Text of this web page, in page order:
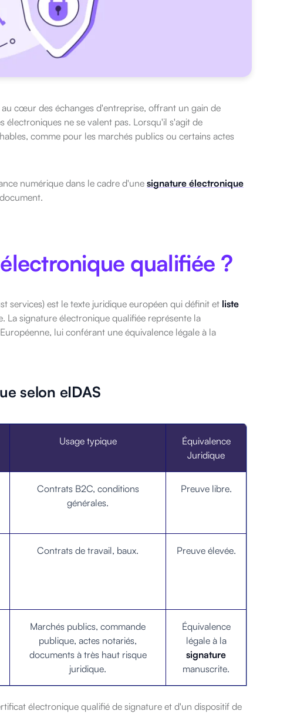
au cœur des échanges d'entreprise, offrant un gain de
ne se valent pas. Lorsqu'il s'agit de
comme pour les marchés publics ou certains actes
numérique dans le cadre d'unesignature électronique
qualifiée ?
services) est le texte juridique européen qui définit et liste
La signature électronique qualifiée représente la
lui conférant une équivalence légale à la
selon eIDAS
Usage typique
Équivalence
Juridique
Contrats B2C, conditions
générales.
Preuve libre.
Contrats de travail, baux. Preuve élevée.
Marchés publics, commande
publique, actes notariés,
documents à très haut risque
juridique.
Équivalence
légale à la
signature
manuscrite.
électronique qualifié de signature et d'un dispositif de